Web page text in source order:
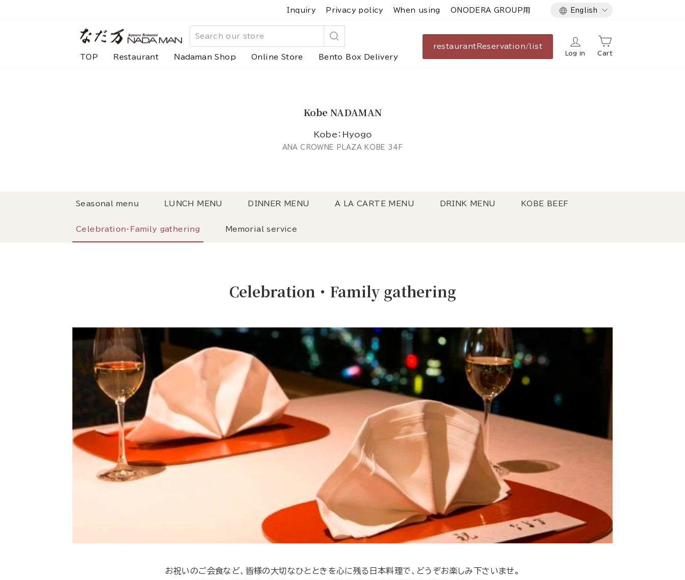
Inquiry Privacy policy When using ONODERA GROUP用 Language
English
Search
TOP Restaurant Nadaman Shop Online Store Bento Box Delivery
restaurant Reservation/list
Log in Cart
Kobe NADAMAN
Kobe：Hyogo
ANA CROWNE PLAZA KOBE 34F
Seasonal menu LUNCH MENU DINNER MENU A LA CARTE MENU DRINK MENU KOBE BEEF
Celebration・Family gathering Memorial service
Celebration・Family gathering
お祝いのご会食など、皆様の大切なひとときを心に残る日本料理で、どうぞお楽しみ下さいませ。